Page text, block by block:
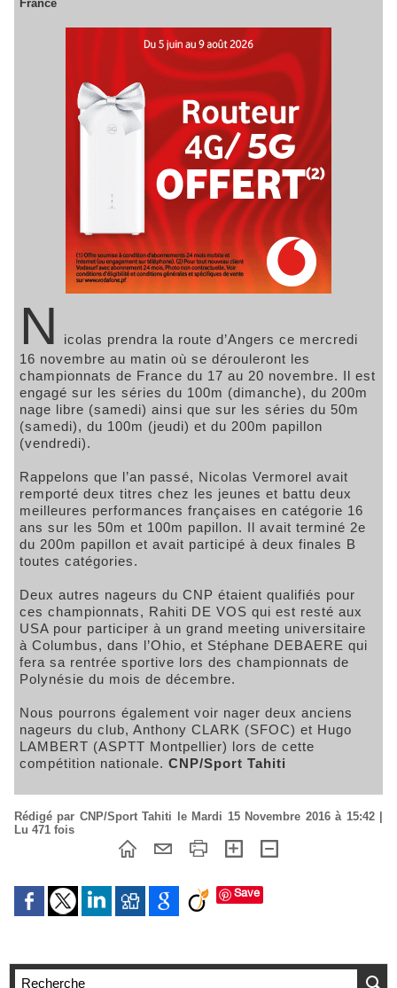
France
N
icolas prendra la route d’Angers ce mercredi
16 novembre au matin où se dérouleront les
championnats de France du 17 au 20 novembre. Il est
engagé sur les séries du 100m (dimanche), du 200m
nage libre (samedi) ainsi que sur les séries du 50m
(samedi), du 100m (jeudi) et du 200m papillon
(vendredi).
Rappelons que l’an passé, Nicolas Vermorel avait
remporté deux titres chez les jeunes et battu deux
meilleures performances françaises en catégorie 16
ans sur les 50m et 100m papillon. Il avait terminé 2e
du 200m papillon et avait participé à deux finales B
toutes catégories.
Deux autres nageurs du CNP étaient qualifiés pour
ces championnats, Rahiti DE VOS qui est resté aux
USA pour participer à un grand meeting universitaire
à Columbus, dans l’Ohio, et Stéphane DEBAERE qui
fera sa rentrée sportive lors des championnats de
Polynésie du mois de décembre.
Nous pourrons également voir nager deux anciens
nageurs du club, Anthony CLARK (SFOC) et Hugo
LAMBERT (ASPTT Montpellier) lors de cette
compétition nationale. CNP/Sport Tahiti
Rédigé par CNP/Sport Tahiti le Mardi 15 Novembre 2016 à 15:42 |
Lu 471 fois
Save